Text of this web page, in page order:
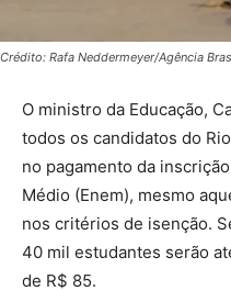
Crédito: Rafa Neddermeyer/Agência
O ministro da Educação,
todos os candidatos do
no pagamento da
Médio (Enem), mesmo
nos critérios de isenção.
40 mil estudantes serão
de R$ 85.